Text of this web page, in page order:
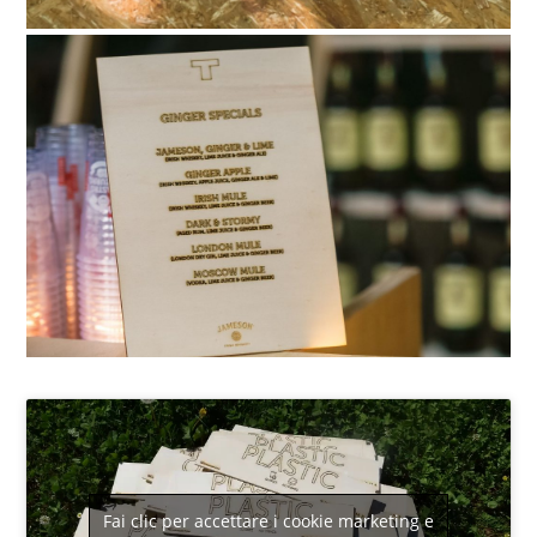
Fai clic per accettare i cookie marketing e